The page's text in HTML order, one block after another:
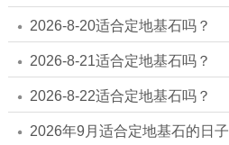
2026-8-20适合定地基石吗？
2026-8-21适合定地基石吗？
2026-8-22适合定地基石吗？
2026年9月适合定地基石的日子